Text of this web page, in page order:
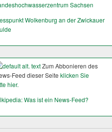
Sachsen
Wolkenburg an der Zwickauer
Zum Abbonieren des
Feed dieser Seite klicken Sie
hier.
Was ist ein News-Feed?